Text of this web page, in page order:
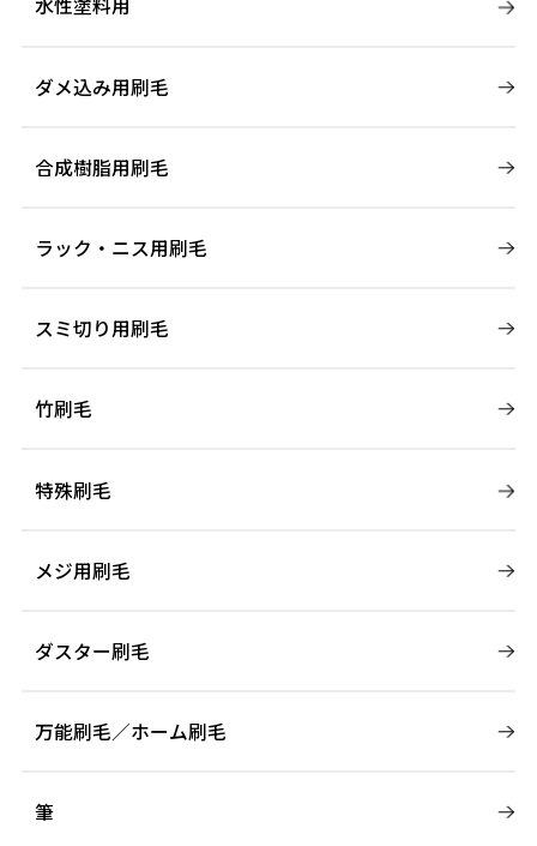
水性塗料用
ダメ込み用刷毛
合成樹脂用刷毛
ラック・ニス用刷毛
スミ切り用刷毛
竹刷毛
特殊刷毛
メジ用刷毛
ダスター刷毛
万能刷毛／ホーム刷毛
筆